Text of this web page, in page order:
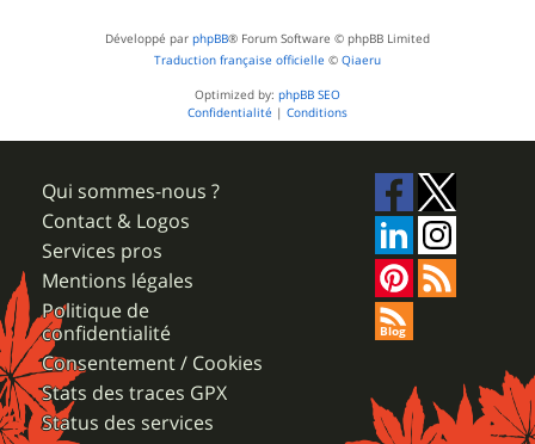
Développé par phpBB® Forum Software © phpBB Limited
Traduction française officielle © Qiaeru
Optimized by: phpBB SEO
Confidentialité | Conditions
Qui sommes-nous ?
Contact & Logos
Services pros
Mentions légales
Politique de
confidentialité
Consentement / Cookies
Stats des traces GPX
Status des services